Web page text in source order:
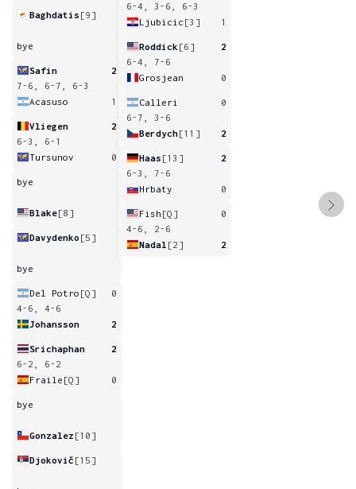
Baghdatis [9]
bye
Safin
2
7-6, 6-7, 6-3
Acasuso
1
Vliegen
2
6-3, 6-1
Tursunov
0
bye
Blake[8]
Davydenko [5]
bye
Del Potro [Q]
0
4-6, 4-6
Johansson
2
Srichaphan
2
6-2, 6-2
Fraile [Q] 0
bye
Gonzalez [10]
Djokovič [15]
6-4, 3-6, 6-3
Ljubicic [3] 1
Roddick [6]
2
6-4, 7-6
Grosjean
0
Calleri
0
6-7, 3-6
Berdych[11] 2
Haas [13]
2
6-3, 7-6
Hrbaty
0
Fish [Q]
0
4-6, 2-6
Nadal [2] 2